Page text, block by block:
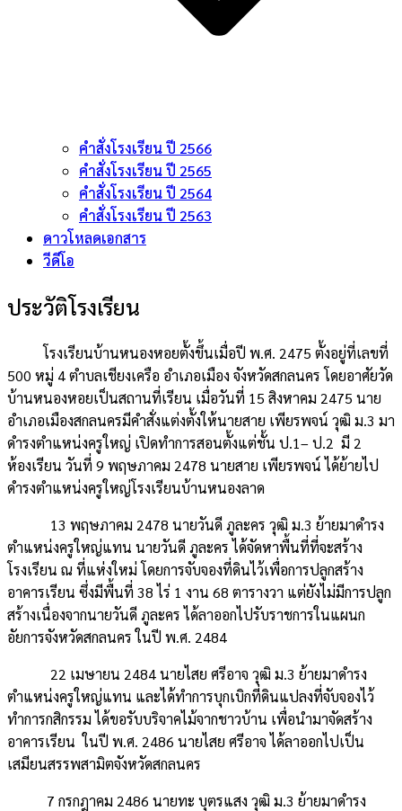
คำสั่งโรงเรียน ปี 2566
คำสั่งโรงเรียน ปี 2565
คำสั่งโรงเรียน ปี 2564
คำสั่งโรงเรียน ปี 2563
ดาวโหลดเอกสาร
วีดีโอ
ประวัติโรงเรียน
โรงเรียนบ้านหนองหอยตั้งขึ้นเมื่อปี พ.ศ. 2475 ตั้งอยู่ที่เลขที่
500 หมู่ 4 ตำบลเชียงเครือ อำเภอเมือง จังหวัดสกลนคร โดยอาศัยวัด
บ้านหนองหอยเป็นสถานที่เรียน เมื่อวันที่ 15 สิงหาคม 2475 นาย
อำเภอเมืองสกลนครมีคำสั่งแต่งตั้งให้นายสาย เพียรพจน์ วุฒิ ม.3 มา
ดำรงตำแหน่งครูใหญ่ เปิดทำการสอนตั้งแต่ชั้น ป.1– ป.2 มี 2
ห้องเรียน วันที่ 9 พฤษภาคม 2478 นายสาย เพียรพจน์ ได้ย้ายไป
ดำรงตำแหน่งครูใหญ่โรงเรียนบ้านหนองลาด
13 พฤษภาคม 2478 นายวันดี ภูละคร วุฒิ ม.3 ย้ายมาดำรง
ตำแหน่งครูใหญ่แทน นายวันดี ภูละคร ได้จัดหาพื้นที่ที่จะสร้าง
โรงเรียน ณ ที่แห่งใหม่ โดยการจับจองที่ดินไว้เพื่อการปลูกสร้าง
อาคารเรียน ซึ่งมีพื้นที่ 38 ไร่ 1 งาน 68 ตารางวา แต่ยังไม่มีการปลูก
สร้างเนื่องจากนายวันดี ภูละคร ได้ลาออกไปรับราชการในแผนก
อัยการจังหวัดสกลนคร ในปี พ.ศ. 2484
22 เมษายน 2484 นายไสย ศรีอาจ วุฒิ ม.3 ย้ายมาดำรง
ตำแหน่งครูใหญ่แทน และได้ทำการบุกเบิกที่ดินแปลงที่จับจองไว้
ทำการกสิกรรม ได้ขอรับบริจาคไม้จากชาวบ้าน เพื่อนำมาจัดสร้าง
อาคารเรียน ในปี พ.ศ. 2486 นายไสย ศรีอาจ ได้ลาออกไปเป็น
เสมียนสรรพสามิตจังหวัดสกลนคร
7 กรกฎาคม 2486 นายทะ บุตรแสง วุฒิ ม.3 ย้ายมาดำรง